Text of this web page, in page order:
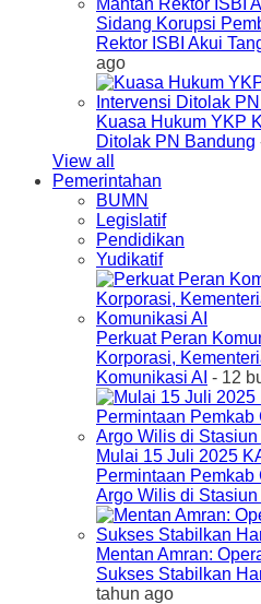
Sidang Korupsi
Rektor ISBI Akui
ago
Kuasa Hukum YKP
Ditolak PN Bandung
View all
Pemerintahan
BUMN
Legislatif
Pendidikan
Yudikatif
Perkuat Peran
Korporasi,
Komunikasi AI - 12
Mulai 15 Juli 2025
Permintaan
Argo Wilis di
Mentan Amran:
Sukses Stabilkan
tahun ago